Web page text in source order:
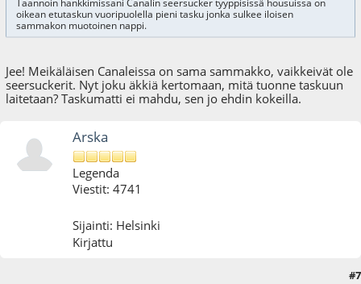
Taannoin hankkimissani Canalin seersucker tyyppisissä housuissa on
oikean etutaskun vuoripuolella pieni tasku jonka sulkee iloisen
sammakon muotoinen nappi.
Jee! Meikäläisen Canaleissa on sama sammakko, vaikkeivät ole
seersuckerit. Nyt joku äkkiä kertomaan, mitä tuonne taskuun
laitetaan? Taskumatti ei mahdu, sen jo ehdin kokeilla.
Arska
Legenda
Viestit: 4741
Sijainti: Helsinki
Kirjattu
#7